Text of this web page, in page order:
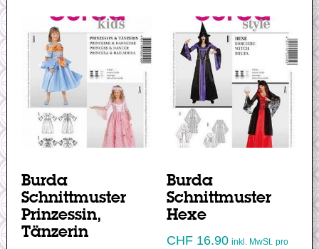
Burda
Schnittmuster
Prinzessin,
Tänzerin
Burda
Schnittmuster
Hexe
CHF16.90 inkl. MwSt. pro